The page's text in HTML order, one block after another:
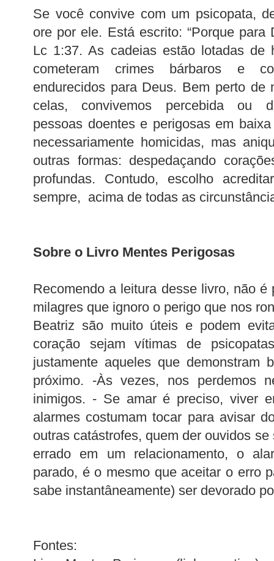
Se você convive com um psicopata,
ore por ele. Está escrito: “Porque para
Lc 1:37. As cadeias estão lotadas de
cometeram crimes bárbaros e
endurecidos para Deus. Bem perto
celas, convivemos percebida ou
pessoas doentes e perigosas em
necessariamente homicidas, mas
outras formas: despedaçando
profundas. Contudo, escolho
sempre, acima de todas as
Sobre o Livro Mentes Perigosas
Recomendo a leitura desse livro, não é
milagres que ignoro o perigo que nos
Beatriz são muito úteis e podem
coração sejam vítimas de
justamente aqueles que demonstram
próximo. -Às vezes, nos perdemos
inimigos. - Se amar é preciso, viver
alarmes costumam tocar para avisar
outras catástrofes, quem der ouvidos
errado em um relacionamento, o
parado, é o mesmo que aceitar o erro
sabe instantâneamente) ser devorado
Fontes: